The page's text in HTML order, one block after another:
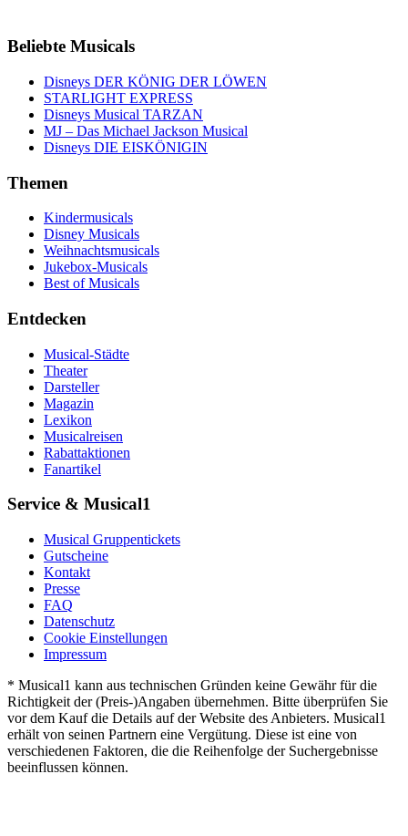
Beliebte Musicals
Disneys DER KÖNIG DER LÖWEN
STARLIGHT EXPRESS
Disneys Musical TARZAN
MJ – Das Michael Jackson Musical
Disneys DIE EISKÖNIGIN
Themen
Kindermusicals
Disney Musicals
Weihnachtsmusicals
Jukebox-Musicals
Best of Musicals
Entdecken
Musical-Städte
Theater
Darsteller
Magazin
Lexikon
Musicalreisen
Rabattaktionen
Fanartikel
Service & Musical1
Musical Gruppentickets
Gutscheine
Kontakt
Presse
FAQ
Datenschutz
Cookie Einstellungen
Impressum
* Musical1 kann aus technischen Gründen keine Gewähr für die
Richtigkeit der (Preis-)Angaben übernehmen. Bitte überprüfen Sie
vor dem Kauf die Details auf der Website des Anbieters. Musical1
erhält von seinen Partnern eine Vergütung. Diese ist eine von
verschiedenen Faktoren, die die Reihenfolge der Suchergebnisse
beeinflussen können.